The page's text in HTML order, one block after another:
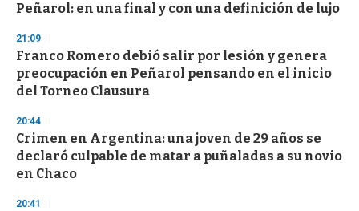
Peñarol: en una final y con una definición de lujo
21:09
Franco Romero debió salir por lesión y genera
preocupación en Peñarol pensando en el inicio
del Torneo Clausura
20:44
Crimen en Argentina: una joven de 29 años se
declaró culpable de matar a puñaladas a su novio
en Chaco
20:41